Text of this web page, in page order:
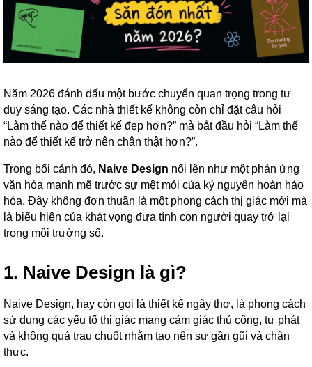
Năm 2026 đánh dấu một bước chuyển quan trọng trong tư
duy sáng tạo. Các nhà thiết kế không còn chỉ đặt câu hỏi
“Làm thế nào để thiết kế đẹp hơn?” mà bắt đầu hỏi “Làm thế
nào để thiết kế trở nên chân thật hơn?”.
Trong bối cảnh đó, Naive Design nổi lên như một phản ứng
văn hóa mạnh mẽ trước sự mệt mỏi của kỷ nguyên hoàn hảo
hóa. Đây không đơn thuần là một phong cách thị giác mới mà
là biểu hiện của khát vọng đưa tính con người quay trở lại
trong môi trường số.
1. Naive Design là gì?
Naive Design, hay còn gọi là thiết kế ngây thơ, là phong cách
sử dụng các yếu tố thị giác mang cảm giác thủ công, tự phát
và không quá trau chuốt nhằm tạo nên sự gần gũi và chân
thực.